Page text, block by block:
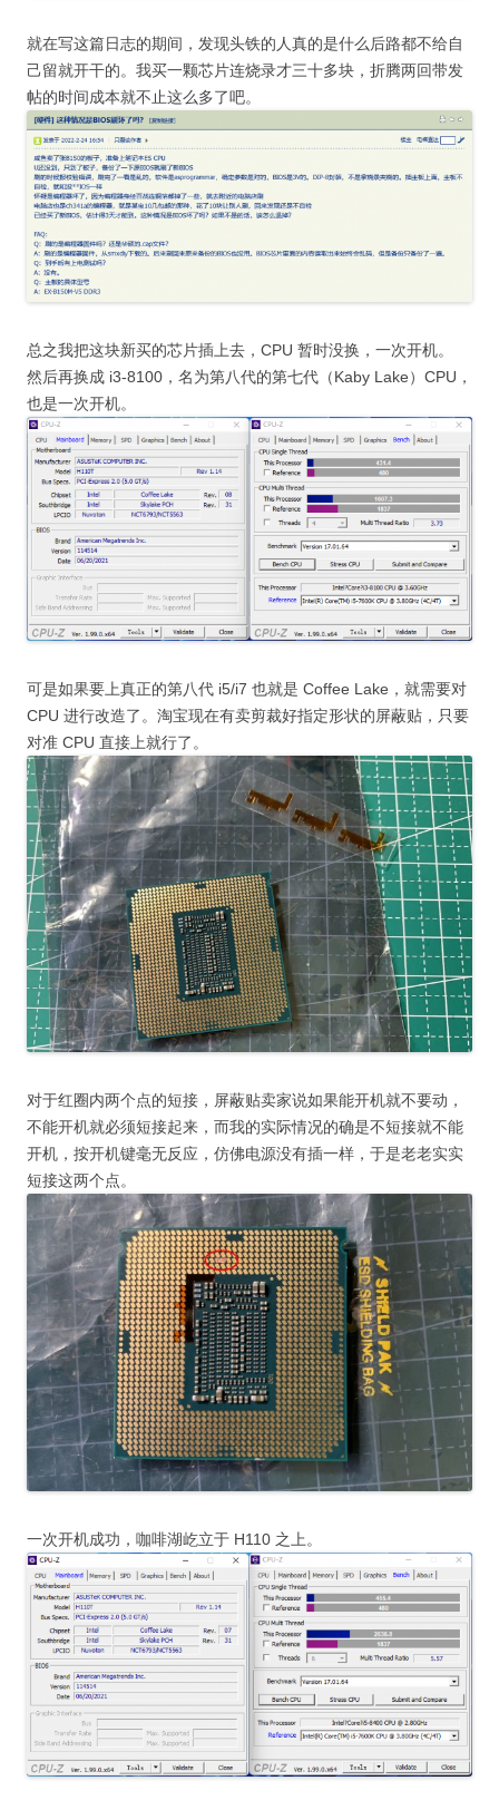
就在写这篇日志的期间，发现头铁的人真的是什么后路都不给自
己留就开干的。我买一颗芯片连烧录才三十多块，折腾两回带发
帖的时间成本就不止这么多了吧。
总之我把这块新买的芯片插上去，CPU 暂时没换，一次开机。
然后再换成 i3-8100，名为第八代的第七代（Kaby Lake）CPU，
也是一次开机。
可是如果要上真正的第八代 i5/i7 也就是 Coffee Lake，就需要对
CPU 进行改造了。淘宝现在有卖剪裁好指定形状的屏蔽贴，只要
对准 CPU 直接上就行了。
对于红圈内两个点的短接，屏蔽贴卖家说如果能开机就不要动，
不能开机就必须短接起来，而我的实际情况的确是不短接就不能
开机，按开机键毫无反应，仿佛电源没有插一样，于是老老实实
短接这两个点。
一次开机成功，咖啡湖屹立于 H110 之上。